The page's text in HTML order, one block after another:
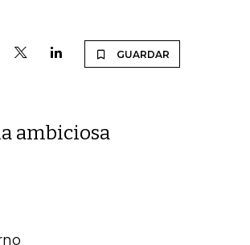
GUARDAR
ambiciosa